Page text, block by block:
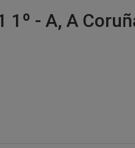
- A, A